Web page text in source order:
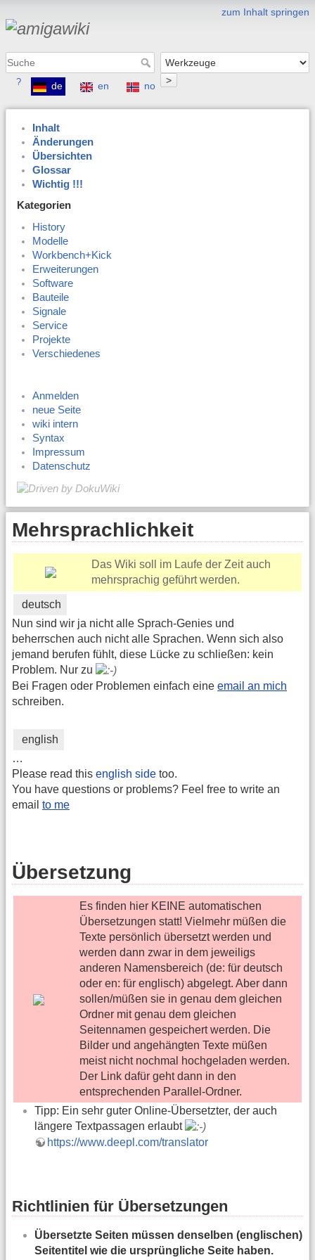
zum Inhalt springen
>
? de en no
Inhalt
Änderungen
Übersichten
Glossar
Wichtig !!!
Kategorien
History
Modelle
Workbench+Kick
Erweiterungen
Software
Bauteile
Signale
Service
Projekte
Verschiedenes
Anmelden
neue Seite
wiki intern
Syntax
Impressum
Datenschutz
Mehrsprachlichkeit
Das Wiki soll im Laufe der Zeit auch
mehrsprachig geführt werden.
deutsch
Nun sind wir ja nicht alle Sprach-Genies und
beherrschen auch nicht alle Sprachen. Wenn sich also
jemand berufen fühlt, diese Lücke zu schließen: kein
Problem. Nur zu
Bei Fragen oder Problemen einfach eine email an mich
schreiben.
english
…
Please read this english side too.
You have questions or problems? Feel free to write an
email to me
Übersetzung
Es finden hier KEINE automatischen
Übersetzungen statt! Vielmehr müßen die
Texte persönlich übersetzt werden und
werden dann zwar in dem jeweiligs
anderen Namensbereich (de: für deutsch
oder en: für englisch) abgelegt. Aber dann
sollen/müßen sie in genau dem gleichen
Ordner mit genau dem gleichen
Seitennamen gespeichert werden. Die
Bilder und angehängten Texte müßen
meist nicht nochmal hochgeladen werden.
Der Link dafür geht dann in den
entsprechenden Parallel-Ordner.
Tipp: Ein sehr guter Online-Übersetzter, der auch
längere Textpassagen erlaubt
https://www.deepl.com/translator
Richtlinien für Übersetzungen
Übersetzte Seiten müssen denselben (englischen)
Seitentitel wie die ursprüngliche Seite haben.